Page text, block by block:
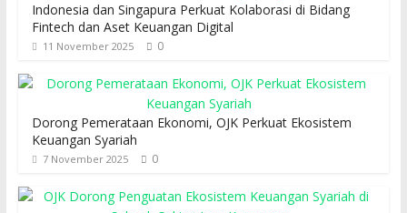
Indonesia dan Singapura Perkuat Kolaborasi di Bidang
Fintech dan Aset Keuangan Digital
11 November 2025 0
Dorong Pemerataan Ekonomi, OJK Perkuat Ekosistem
Keuangan Syariah
7 November 2025 0